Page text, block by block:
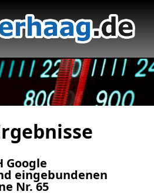
Google
eingebundenen
Nr. 65